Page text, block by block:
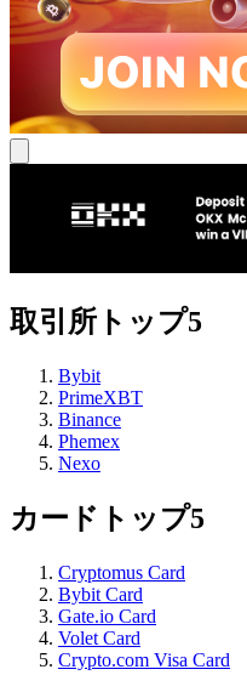
取引所トップ5
Bybit
PrimeXBT
Binance
Phemex
Nexo
カードトップ5
Cryptomus Card
Bybit Card
Gate.io Card
Volet Card
Crypto.com Visa Card